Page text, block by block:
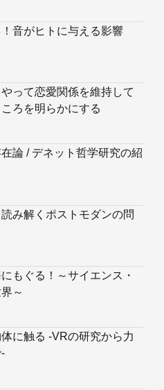
音がヒトに与える影響
って恋愛関係を維持して
ろを明らかにする
論 / デネット哲学研究の紹
み解くポストモダンの問
もぐる！～サイエンス・
～
に触る -VRの研究から力